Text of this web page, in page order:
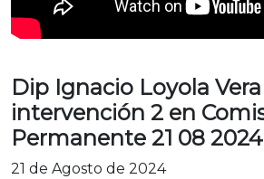
Dip Ignacio Loyola Vera
intervención 2 en
Permanente 21 08 2024
21 de Agosto de 2024